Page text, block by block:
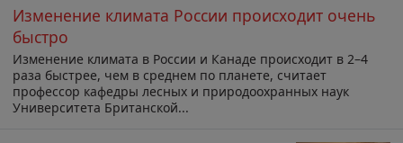
Изменение климата России происходит очень
быстро
Изменение климата в России и Канаде происходит в 2–4
раза быстрее, чем в среднем по планете, считает
профессор кафедры лесных и природоохранных наук
Университета Британской...